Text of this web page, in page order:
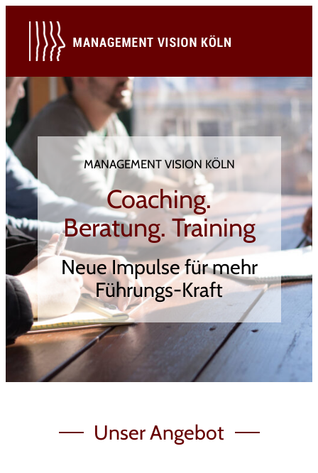
Inhalt
springen
MANAGEMENT VISION KÖLN
Coaching.
Beratung. Training
Neue Impulse für mehr
Führungs-Kraft
Unser Angebot